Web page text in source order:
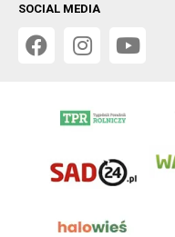
SOCIAL MEDIA